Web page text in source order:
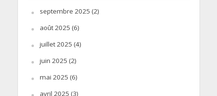
septembre 2025 (2)
août 2025 (6)
juillet 2025 (4)
juin 2025 (2)
mai 2025 (6)
avril 2025 (3)